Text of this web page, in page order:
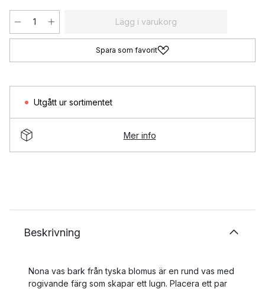
Lägg i varukorg
Spara som favorit
Utgått ur sortimentet
Mer info
Beskrivning
Nona vas bark från tyska blomus är en rund vas med
rogivande färg som skapar ett lugn. Placera ett par